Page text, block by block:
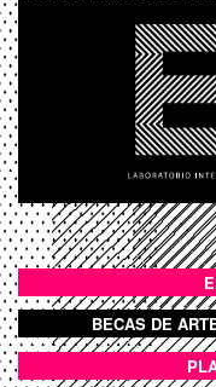
BOTÓN
BOTON
BECAS DE
ANEXOS